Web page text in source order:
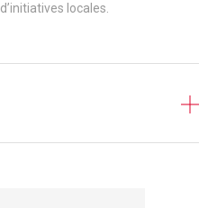
locales.